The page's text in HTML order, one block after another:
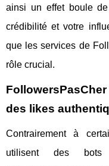
ainsi un effet boule
crédibilité et votre
que les services de
rôle crucial.
des likes
Contrairement à
utilisent des